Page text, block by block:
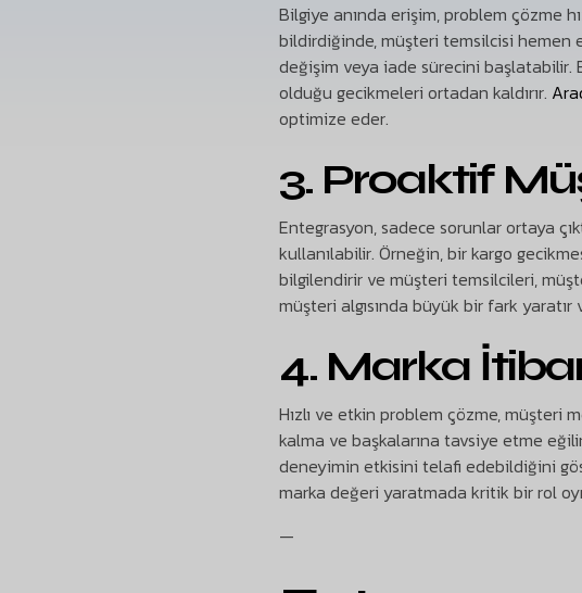
Bilgiye anında erişim, problem çözme
bildirdiğinde, müşteri temsilcisi hemen
değişim veya iade sürecini başlatabilir.
olduğu gecikmeleri ortadan kaldırır.
optimize eder.
3. Proaktif
Entegrasyon, sadece sorunlar ortaya
kullanılabilir. Örneğin, bir kargo
bilgilendirir ve müşteri temsilcileri,
müşteri algısında büyük bir fark
4. Marka
Hızlı ve etkin problem çözme, müşteri
kalma ve başkalarına tavsiye etme
deneyimin etkisini telafi edebildiğini
marka değeri yaratmada kritik bir rol
—